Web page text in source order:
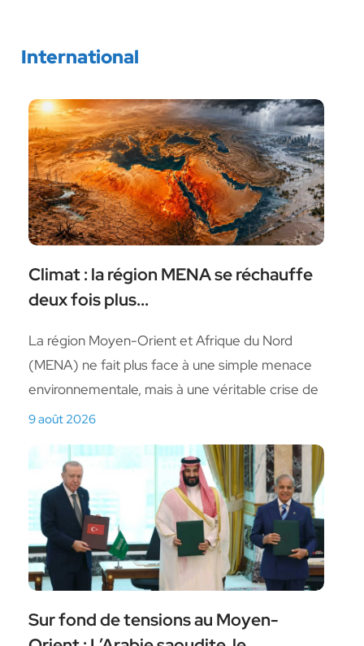
International
Climat : la région MENA se réchauffe
deux fois plus...
La région Moyen-Orient et Afrique du Nord
(MENA) ne fait plus face à une simple menace
environnementale, mais à une véritable crise de
9 août 2026
Sur fond de tensions au Moyen-